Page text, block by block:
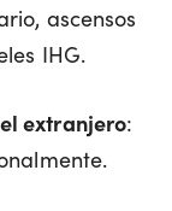
ascensos
IHG.
extranjero: